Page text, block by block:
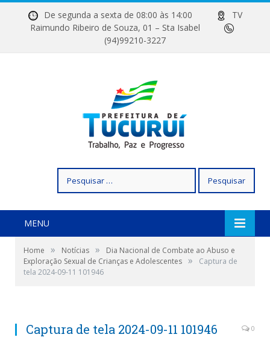
De segunda a sexta de 08:00 às 14:00
TV
Raimundo Ribeiro de Souza, 01 – Sta Isabel
(94)99210-3227
por:
MENU
Home » Notícias »
Dia Nacional de Combate ao Abuso e
Exploração Sexual de Crianças e Adolescentes »
Captura de
tela 2024-09-11 101946
Captura de tela 2024-09-11 101946 0